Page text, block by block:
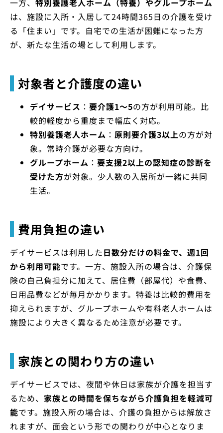
は、施設に入所・入居して24時間365日の介護を受け
る「住まい」です。自宅での生活が困難になった方
が、新たな生活の場として利用します。
対象者と介護度の違い
デイサービス ： 要介護1～5の方が利用可能。比
較的軽度から重度まで幅広く対応。
特別養護老人ホーム ： 原則要介護3以上の方が対
象。常時介護が必要な方向け。
グループホーム ： 要支援2以上の認知症の診断を
受けた方が対象。少人数の入居所が一緒に共同
生活。
費用負担の違い
デイサービスは利用した日数分だけの料金で、週1回
から利用可能です。一方、施設入所の場合は、介護保
険の自己負担分に加えて、居住費（部屋代）や食費、
日用品費などが毎月かかります。特養は比較的費用を
抑えられますが、グループホームや有料老人ホームは
施設により大きく異なるため注意が必要です。
家族との関わり方の違い
デイサービスでは、夜間や休日は家族が介護を担当す
るため、 家族との時間を保ちながら介護負担を軽減可
能です。施設入所の場合は、介護の負担からは解放さ
れますが、面会という形での関わりが中心となりま